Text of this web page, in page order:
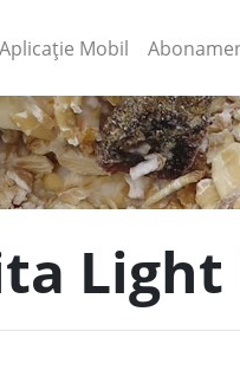
Aplicație Mobil (current)
Light